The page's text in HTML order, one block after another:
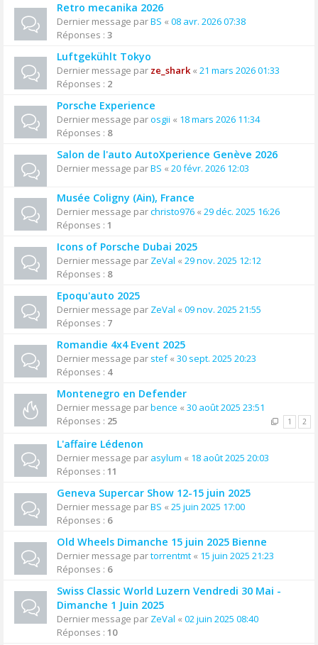
Retro mecanika 2026
Dernier message parBS « 08 avr. 2026 07:38
Réponses : 3
Luftgekühlt Tokyo
Dernier message par ze_shark« 21 mars 2026 01:33
Réponses : 2
Porsche Experience
Dernier message parosgii « 18 mars 2026 11:34
Réponses : 8
Salon de l'auto AutoXperience Genève 2026
Dernier message parBS « 20 févr. 2026 12:03
Musée Coligny (Ain), France
Dernier message parchristo976 « 29 déc. 2025 16:26
Réponses : 1
Icons of Porsche Dubai 2025
Dernier message par ZeVal « 29 nov. 2025 12:12
Réponses : 8
Epoqu'auto 2025
Dernier message par ZeVal « 09 nov. 2025 21:55
Réponses : 7
Romandie 4x4 Event 2025
Dernier message par stef« 30 sept. 2025 20:23
Réponses : 4
Montenegro en Defender
Dernier message parbence « 30 août 2025 23:51
Réponses : 25 1 2
L'affaire Lédenon
Dernier message par asylum « 18 août 2025 20:03
Réponses : 11
Geneva Supercar Show 12-15 juin 2025
Dernier message parBS « 25 juin 2025 17:00
Réponses : 6
Old Wheels Dimanche 15 juin 2025 Bienne
Dernier message partorrentmt « 15 juin 2025 21:23
Réponses : 6
Swiss Classic World Luzern Vendredi 30 Mai -
Dimanche 1 Juin 2025
Dernier message par ZeVal « 02 juin 2025 08:40
Réponses : 10